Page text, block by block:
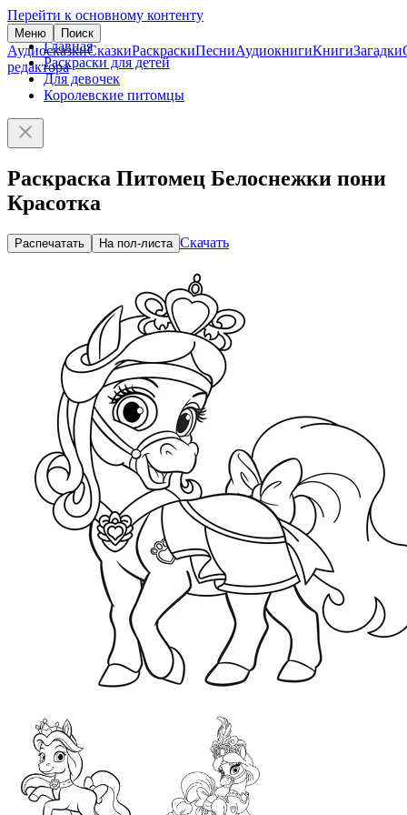
Перейти к основному контенту
Меню Поиск
АудиосказкиСказкиРаскраскиПесниАудиокнигиКнигиЗагадки
редактора
Главная
Раскраски для детей
Для девочек
Королевские питомцы
Раскраска Питомец Белоснежки пони
Красотка
Распечатать На пол-листа Скачать